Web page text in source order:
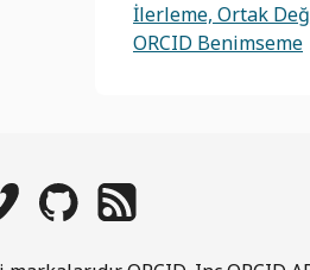
İlerleme, Ortak
ORCID Benimseme